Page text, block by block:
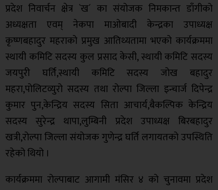
प्रदेश निवार्चन क्षेत्र `ख´ का संयोजक निमकान्त डाँगीको
अध्यक्षता एवम् नेकपा माओबादी केन्द्रका उपाध्यक्ष
कृष्णबहादुर महराको प्रमुख आतिथ्यतामा भएको कार्यक्रममा
स्थायी कमिटि सदस्य कुल प्रसाद केसी, स्थायी कमिटि सदस्य
जयपुरी घर्ति,स्थायी कमिटि सदस्य जोख बहादुर
महरा,पोलिटव्युरो सदस्य तथा रोल्पा जिल्ला इन्चार्ज दिपेन्द्र
कुमार पुन,केन्द्रिय सदस्य सिता आचार्य,बैकल्पिक केन्द्रिय
सदस्य सुरेन्द्र थापा,लुम्बिनी प्रदेश उपाध्यक्ष बिरबहादुर
खत्री,रोल्पा जिल्ला संयोजक गुणेन्द्र घर्ति लगायतको उपस्थिति
रहेको थियो ।
कार्यक्रममा रोल्पाबाट आगामी मंसिर ४ को चुनावमा प्रदेश